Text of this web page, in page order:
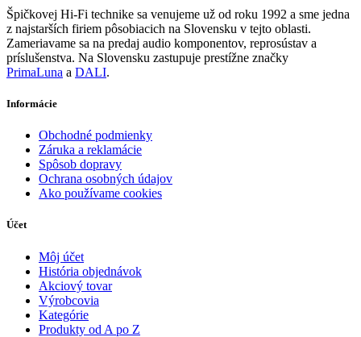
Špičkovej Hi-Fi technike sa venujeme už od roku 1992 a sme jedna
z najstarších firiem pôsobiacich na Slovensku v tejto oblasti.
Zameriavame sa na predaj audio komponentov, reprosústav a
príslušenstva. Na Slovensku zastupuje prestížne značky
PrimaLuna a DALI.
Informácie
Obchodné podmienky
Záruka a reklamácie
Spôsob dopravy
Ochrana osobných údajov
Ako používame cookies
Účet
Môj účet
História objednávok
Akciový tovar
Výrobcovia
Kategórie
Produkty od A po Z